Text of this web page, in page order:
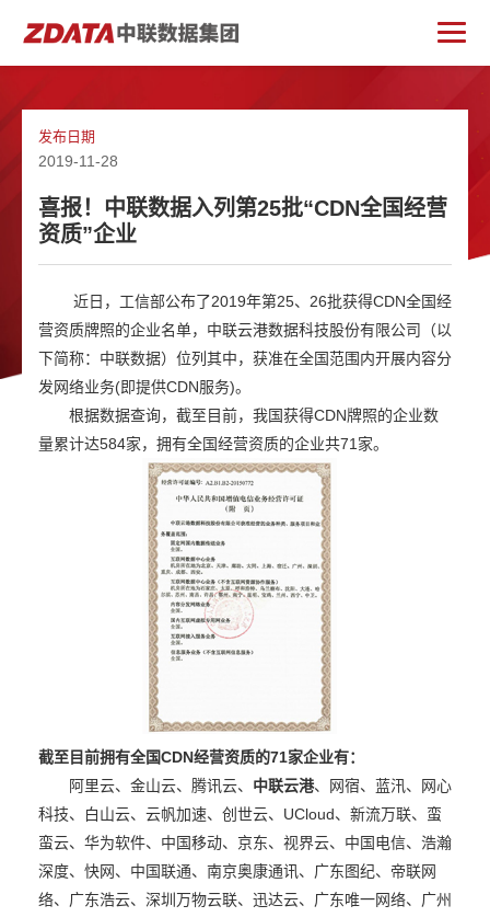
发布日期
2019-11-28
喜报！中联数据入列第25批“CDN全国经营
资质”企业
近日，工信部公布了2019年第25、26批获得CDN全国经
营资质牌照的企业名单，中联云港数据科技股份有限公司（以
下简称：中联数据）位列其中，获准在全国范围内开展内容分
发网络业务(即提供CDN服务)。
根据数据查询，截至目前，我国获得CDN牌照的企业数
量累计达584家，拥有全国经营资质的企业共71家。
截至目前拥有全国CDN经营资质的71家企业有：
阿里云、金山云、腾讯云、 中联云港、网宿、蓝汛、网心
科技、白山云、云帆加速、创世云、UCloud、新流万联、蛮
蛮云、华为软件、中国移动、京东、视界云、中国电信、浩瀚
深度、快网、中国联通、南京奥康通讯、广东图纪、帝联网
络、广东浩云、深圳万物云联、迅达云、广东唯一网络、广州